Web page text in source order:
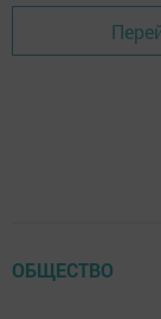
ОБЩЕСТВО